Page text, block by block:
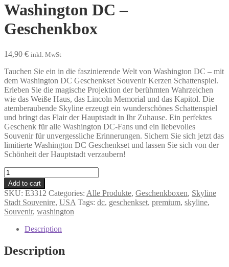
Washington DC –
Geschenkbox
14,90 € inkl. MwSt
Tauchen Sie ein in die faszinierende Welt von Washington DC – mit
dem Washington DC Geschenkset Souvenir Kerzen Schattenspiel.
Erleben Sie die magische Projektion der berühmten Wahrzeichen
wie das Weiße Haus, das Lincoln Memorial und das Kapitol. Die
atemberaubende Skyline erzeugt ein wunderschönes Schattenspiel
und bringt das Flair der Hauptstadt in Ihr Zuhause. Ein perfektes
Geschenk für alle Washington DC-Fans und ein liebevolles
Souvenir für unvergessliche Erinnerungen. Sichern Sie sich jetzt das
limitierte Washington DC Geschenkset und lassen Sie sich von der
Schönheit der Hauptstadt verzaubern!
Washington
DC
-
Geschenkbox
quantity
Add to cart
SKU: E3312 Categories: Alle Produkte, Geschenkboxen, Skyline
Stadt Souvenire, USA Tags: dc, geschenkset, premium, skyline,
Souvenir, washington
Description
Description